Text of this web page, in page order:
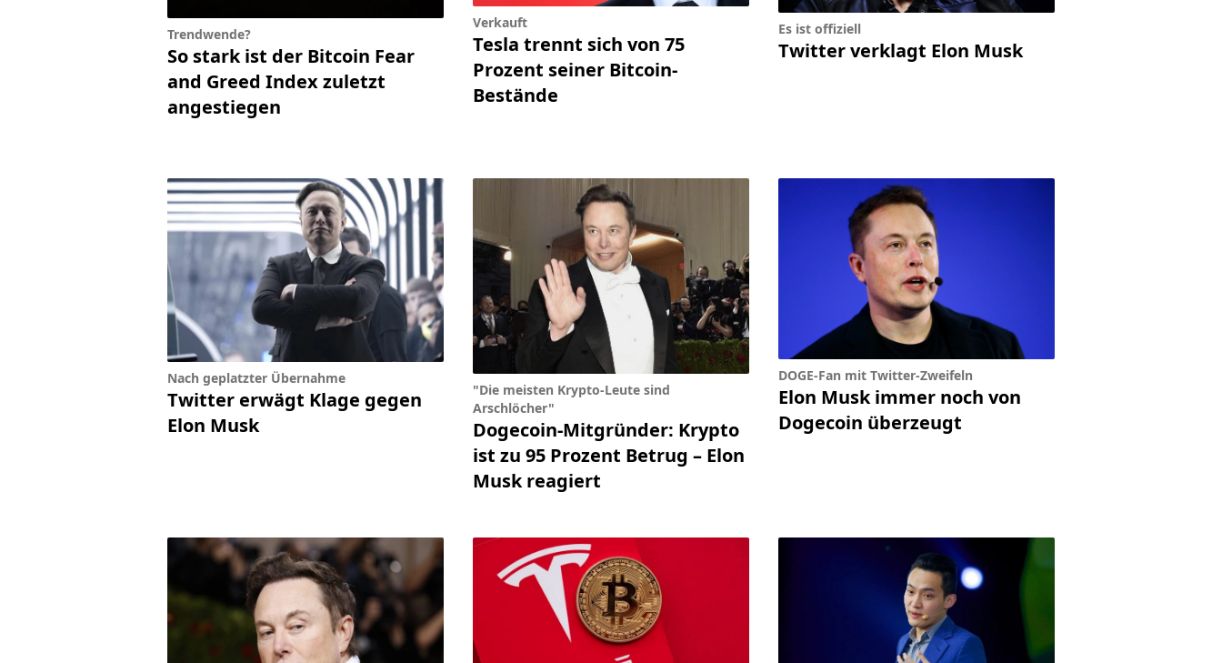
Trendwende?
So stark ist der Bitcoin Fear
and Greed Index zuletzt
angestiegen
Verkauft
Tesla trennt sich von 75
Prozent seiner Bitcoin-
Bestände
Es ist offiziell
Twitter verklagt Elon Musk
Nach geplatzter Übernahme
Twitter erwägt Klage gegen
Elon Musk
"Die meisten Krypto-Leute sind
Arschlöcher"
Dogecoin-Mitgründer: Krypto
ist zu 95 Prozent Betrug – Elon
Musk reagiert
DOGE-Fan mit Twitter-Zweifeln
Elon Musk immer noch von
Dogecoin überzeugt